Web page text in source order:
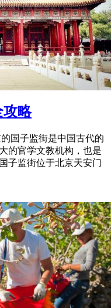
攻略
国子监街是中国古代的
的官学文教机构，也是
子监街位于北京天安门